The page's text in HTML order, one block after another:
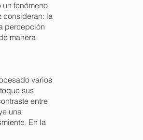
fenómeno
consideran: la
percepción
manera
varios
sus
entre
una
En la